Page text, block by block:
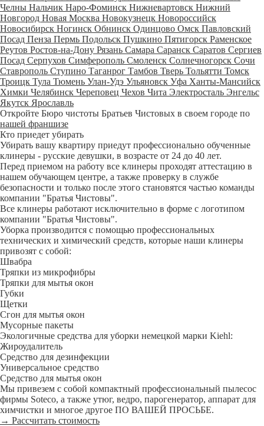
Челны Нальчик Наро-Фоминск Нижневартовск Нижний
Новгород Новая Москва Новокузнецк Новороссийск
Новосибирск Ногинск Обнинск Одинцово Омск Павловский
Посад Пенза Пермь Подольск Пушкино Пятигорск Раменское
Реутов Ростов-на-Дону Рязань Самара Саранск Саратов Сергиев
Посад Серпухов Симферополь Смоленск Солнечногорск Сочи
Ставрополь Ступино Таганрог Тамбов Тверь Тольятти Томск
Троицк Тула Тюмень Улан-Удэ Ульяновск Уфа Ханты-Мансийск
Химки Челябинск Череповец Чехов Чита Электросталь Энгельс
Якутск Ярославль
Откройте Бюро чистоты Братьев Чистовых в своем городе по
нашей франшизе
Кто приедет убирать
Убирать вашу квартиру приедут профессионально обученные
клинеры - русские девушки, в возрасте от 24 до 40 лет.
Перед приемом на работу все клинеры проходят аттестацию в
нашем обучающем центре, а также проверку в службе
безопасности и только после этого становятся частью команды
компании "Братья Чистовы".
Все клинеры работают исключительно в форме с логотипом
компании "Братья Чистовы".
Уборка производится с помощью профессиональных
технических и химический средств, которые наши клинеры
привозят с собой:
Швабра
Тряпки из микрофибры
Тряпки для мытья окон
Губки
Щетки
Сгон для мытья окон
Мусорные пакеты
Экологичные средства для уборки немецкой марки Kiehl:
Жироудалитель
Средство для дезинфекции
Универсальное средство
Средство для мытья окон
Мы привезем с собой компактный профессиональный пылесос
фирмы Soteco, а также утюг, ведро, парогенератор, аппарат для
химчистки и многое другое ПО ВАШЕЙ ПРОСЬБЕ.
→ Рассчитать стоимость